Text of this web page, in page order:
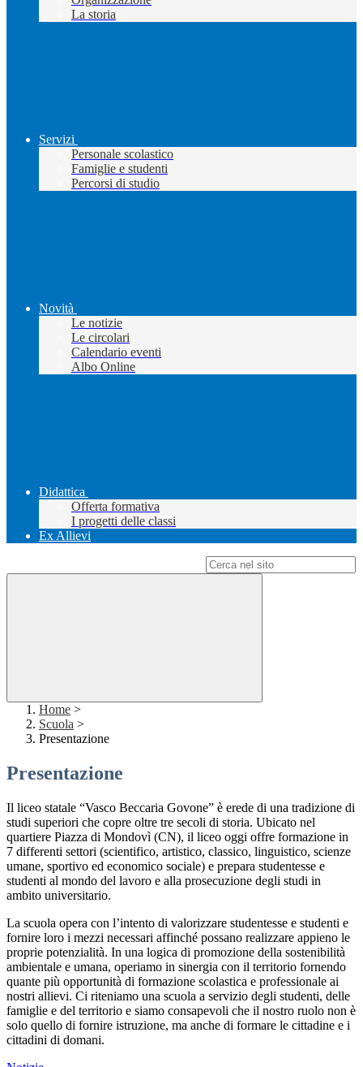
La storia
Servizi
Personale scolastico
Famiglie e studenti
Percorsi di studio
Novità
Le notizie
Le circolari
Calendario eventi
Albo Online
Didattica
Offerta formativa
I progetti delle classi
Ex Allievi
Home >
Scuola >
Presentazione
Presentazione
Il liceo statale “Vasco Beccaria Govone” è erede di una tradizione di
studi superiori che copre oltre tre secoli di storia. Ubicato nel
quartiere Piazza di Mondovì (CN), il liceo oggi offre formazione in
7 differenti settori (scientifico, artistico, classico, linguistico, scienze
umane, sportivo ed economico sociale) e prepara studentesse e
studenti al mondo del lavoro e alla prosecuzione degli studi in
ambito universitario.
La scuola opera con l’intento di valorizzare studentesse e studenti e
fornire loro i mezzi necessari affinché possano realizzare appieno le
proprie potenzialità. In una logica di promozione della sostenibilità
ambientale e umana, operiamo in sinergia con il territorio fornendo
quante più opportunità di formazione scolastica e professionale ai
nostri allievi. Ci riteniamo una scuola a servizio degli studenti, delle
famiglie e del territorio e siamo consapevoli che il nostro ruolo non è
solo quello di fornire istruzione, ma anche di formare le cittadine e i
cittadini di domani.